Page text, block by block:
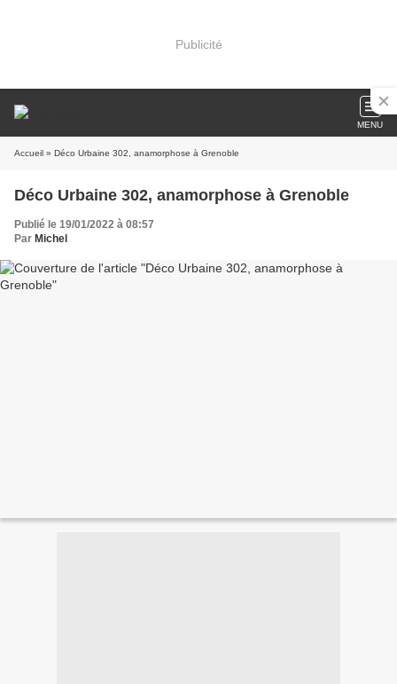
Publicité
MENU
Accueil » Déco Urbaine 302, anamorphose à Grenoble
Déco Urbaine 302, anamorphose à Grenoble
Publié le 19/01/2022 à 08:57
Par Michel